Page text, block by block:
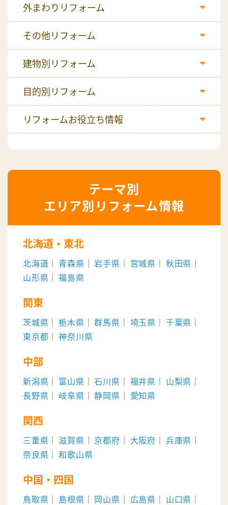
外まわりリフォーム
その他リフォーム
建物別リフォーム
目的別リフォーム
リフォームお役立ち情報
エリア別リフォーム情報
北海道・東北
北海道 青森県 岩手県 宮城県
秋田県
山形県
福島県
関東
茨城県 栃木県 群馬県 埼玉県
千葉県
東京都
神奈川県
中部
新潟県 富山県 石川県 福井県
山梨県
長野県
岐阜県 静岡県 愛知県
関西
三重県 滋賀県 京都府 大阪府
兵庫県
奈良県
和歌山県
中国・四国
鳥取県 島根県 岡山県 広島県 山口県